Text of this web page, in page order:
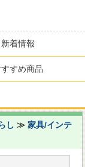
新着情報
すすめ商品
し ≫家具/インテ